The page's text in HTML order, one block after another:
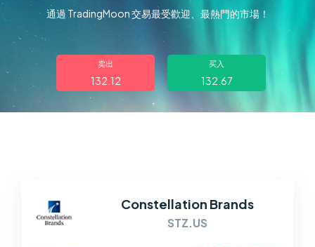
交易
通過 TradingMoon 交易最受歡迎、最熱門的市場！
卖出
132.12
买入
132.67
Constellation Brands
STZ.US